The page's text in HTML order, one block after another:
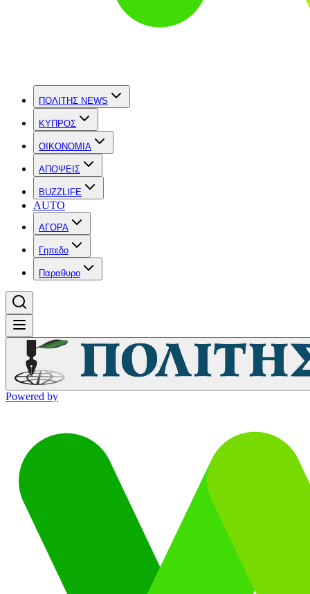
ΠΟΛΙΤΗΣ NEWS
ΚΥΠΡΟΣ
OIKONOMIA
ΑΠΟΨΕΙΣ
BUZZLIFE
AUTO
ΑΓΟΡΑ
Γηπεδο
Παραθυρο
Powered by